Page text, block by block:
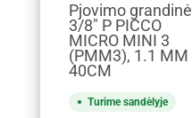
Pjovimo grandinė
3/8" P PICCO
MICRO MINI 3
(PMM3), 1.1 MM
40CM
Turime sandėlyje